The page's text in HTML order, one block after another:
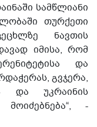
სამწლიანი
თურქეთი
ნავთის
იმისა, რომ
და
გვჯერა,
და უკრაინის
-